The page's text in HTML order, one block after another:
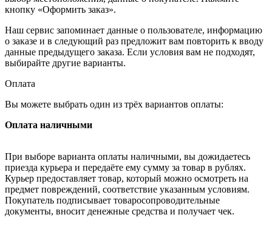
кнопку «Оформить заказ».
Наш сервис запоминает данные о пользователе, информацию
о заказе и в следующий раз предложит вам повторить к вводу
данные предыдущего заказа. Если условия вам не подходят,
выбирайте другие варианты.
Оплата
Вы можете выбрать один из трёх вариантов оплаты:
Оплата наличными
При выборе варианта оплаты наличными, вы дожидаетесь
приезда курьера и передаёте ему сумму за товар в рублях.
Курьер предоставляет товар, который можно осмотреть на
предмет повреждений, соответствие указанным условиям.
Покупатель подписывает товаросопроводительные
документы, вносит денежные средства и получает чек.